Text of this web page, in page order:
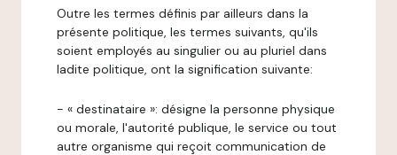
Outre les termes définis par ailleurs dans la
présente politique, les termes suivants, qu'ils
soient employés au singulier ou au pluriel dans
ladite politique, ont la signification suivante:
- « destinataire »: désigne la personne physique
ou morale, l'autorité publique, le service ou tout
autre organisme qui reçoit communication de